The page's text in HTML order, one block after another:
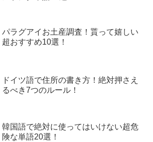
パラグアイお土産調査！貰って嬉しい
超おすすめ10選！
ドイツ語で住所の書き方！絶対押さえ
るべき7つのルール！
韓国語で絶対に使ってはいけない超危
険な単語20選！